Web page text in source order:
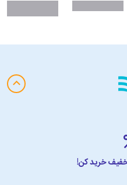
خرید کن!